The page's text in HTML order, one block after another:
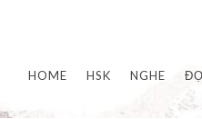
HOME HSK NGHE